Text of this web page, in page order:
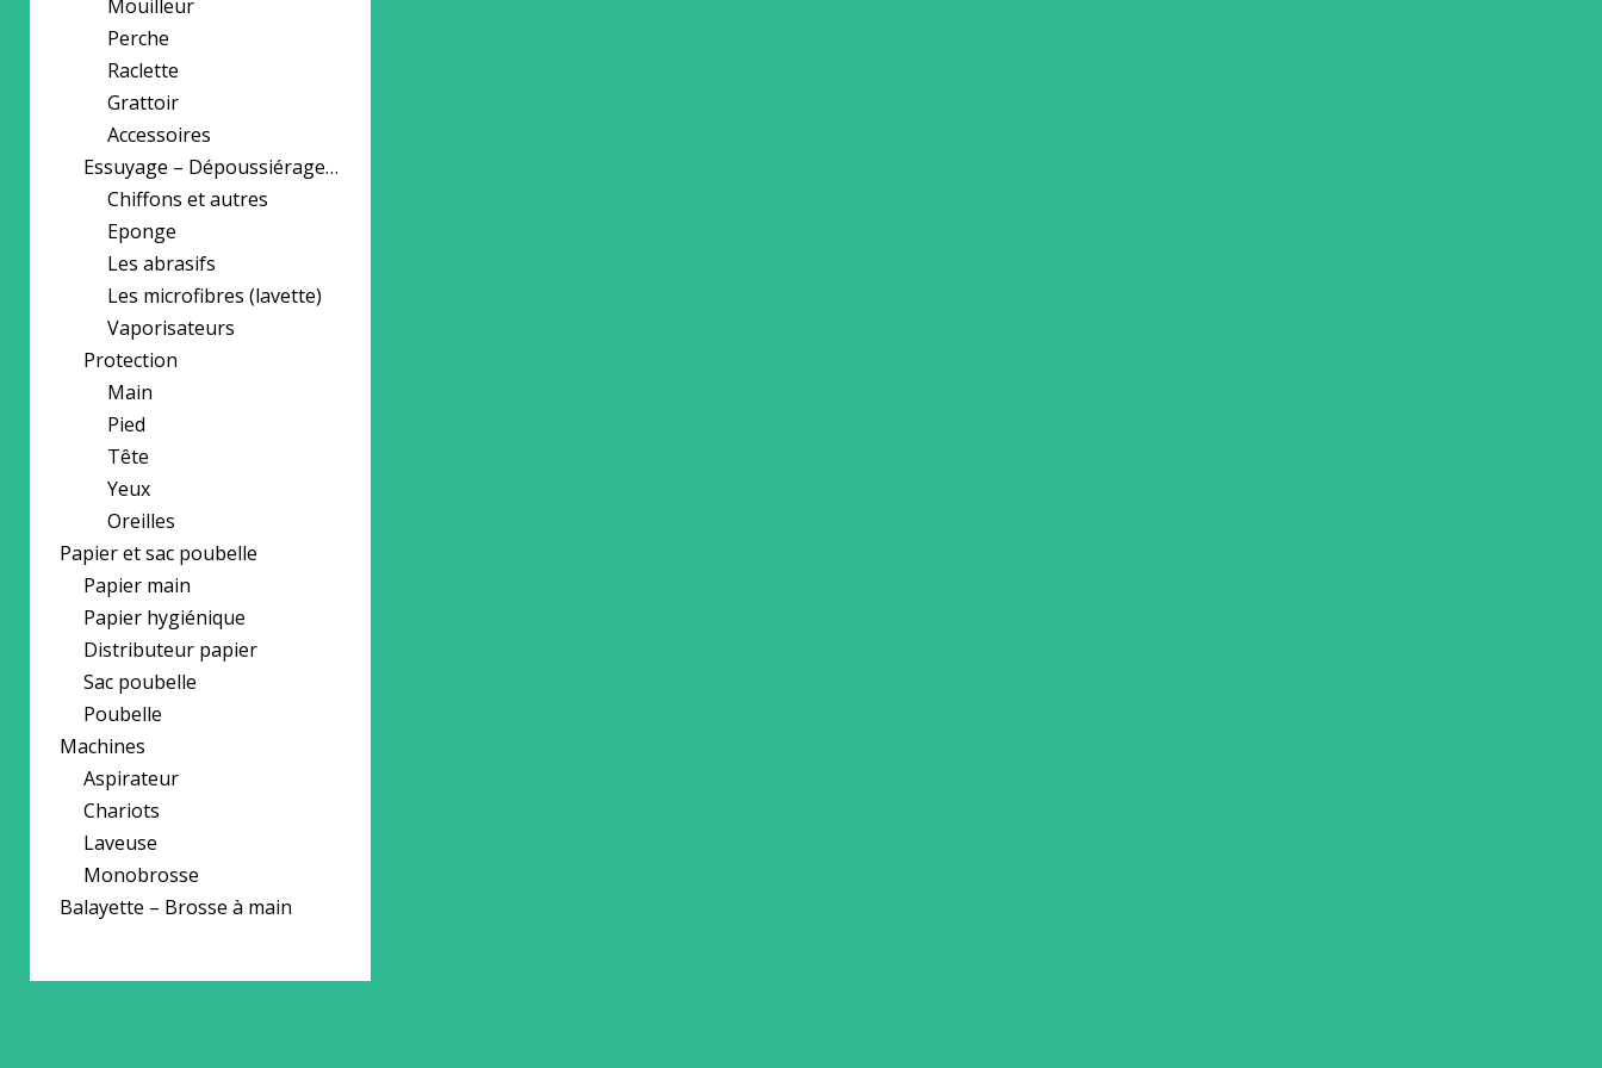
Mouilleur
Perche
Raclette
Grattoir
Accessoires
Essuyage – Dépoussiérage…
Chiffons et autres
Eponge
Les abrasifs
Les microfibres (lavette)
Vaporisateurs
Protection
Main
Pied
Tête
Yeux
Oreilles
Papier et sac poubelle
Papier main
Papier hygiénique
Distributeur papier
Sac poubelle
Poubelle
Machines
Aspirateur
Chariots
Laveuse
Monobrosse
Balayette – Brosse à main